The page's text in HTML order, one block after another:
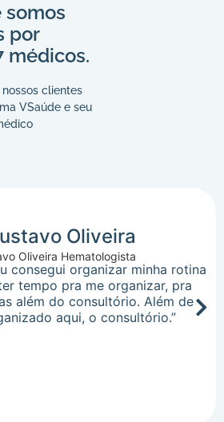
somos
por
médicos.
clientes
VSaúde e seu
Oliveira
Oliveira Hematologista
consegui organizar minha rotina
tempo pra me organizar, pra
além do consultório. Além de
aqui, o consultório.”